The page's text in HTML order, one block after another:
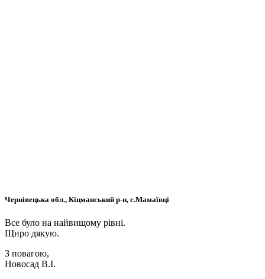
Чернівецька обл., Кіцманський р-н, с.Мамаївці
Все було на найвищому рівні.
Щиро дякую.
З повагою,
Новосад В.І.